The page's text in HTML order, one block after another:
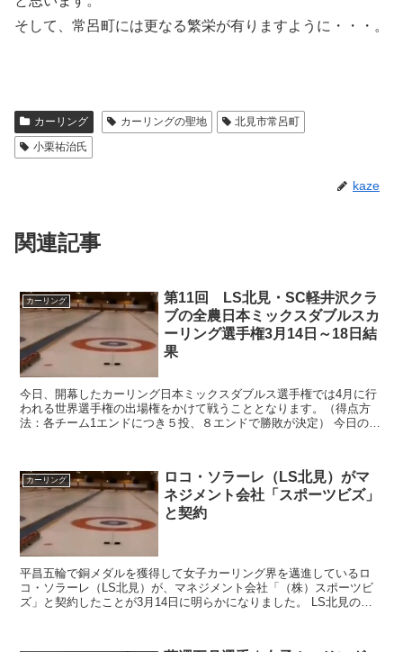
そして、常呂町には更なる繁栄が有りますように・・・。
カーリング カーリングの聖地
北見市常呂町
小栗祐治氏
kaze
関連記事
カーリング
第11回 LS北見・SC軽井沢クラ
ブの全農日本ミックスダブルスカ
ーリング選手権3月14日～18日結
果
今日、開幕したカーリング日本ミックスダブルス選手権では4月に行
われる世界選手権の出場権をかけて戦うこととなります。（得点方
法：各チーム1エンドにつき５投、８エンドで勝敗が決定） 今日の話
カーリング
ロコ・ソラーレ（LS北見）がマ
ネジメント会社「スポーツビズ」
と契約
平昌五輪で銅メダルを獲得して女子カーリング界を邁進しているロ
コ・ソラーレ（LS北見）が、マネジメント会社「（株）スポーツビ
ズ」と契約したことが3月14日に明らかになりました。 LS北見の主